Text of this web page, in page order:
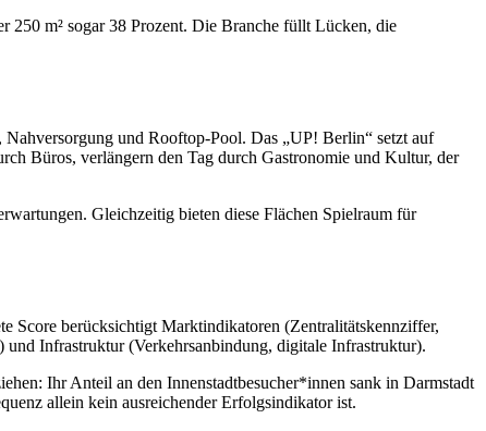
250 m² sogar 38 Prozent. Die Branche füllt Lücken, die
und Rooftop-Pool. Das „UP! Berlin“ setzt auf
Büros, verlängern den Tag durch Gastronomie und Kultur, der
Gleichzeitig bieten diese Flächen Spielraum für
Score berücksichtigt Marktindikatoren (Zentralitätskennziffer,
Infrastruktur (Verkehrsanbindung, digitale Infrastruktur).
Ihr Anteil an den Innenstadtbesucher*innen sank in Darmstadt
allein kein ausreichender Erfolgsindikator ist.